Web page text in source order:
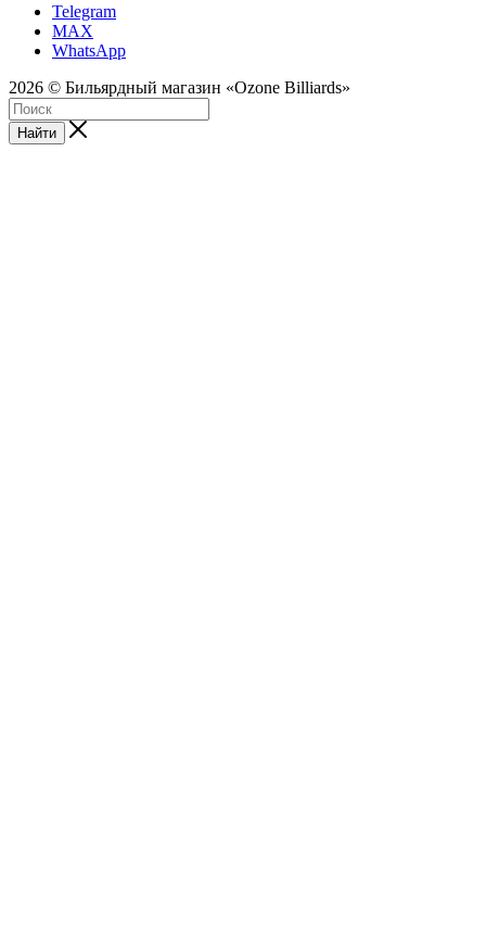
Telegram
MAX
WhatsApp
2026 © Бильярдный магазин «Ozone Billiards»
Найти